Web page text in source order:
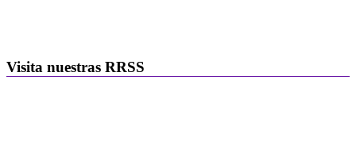
Visita nuestras RRSS